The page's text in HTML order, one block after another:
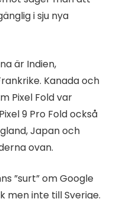
i sju nya
är Indien,
Kanada och
Pixel Fold var
9 Pro Fold också
Japan och
ovan.
”surt” om Google
men inte till Sverige.